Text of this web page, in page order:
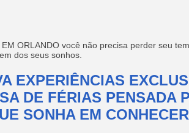
ORLANDO você não precisa perder seu
dos seus sonhos.
EXPERIÊNCIAS
DE FÉRIAS PENSADA
SONHA EM